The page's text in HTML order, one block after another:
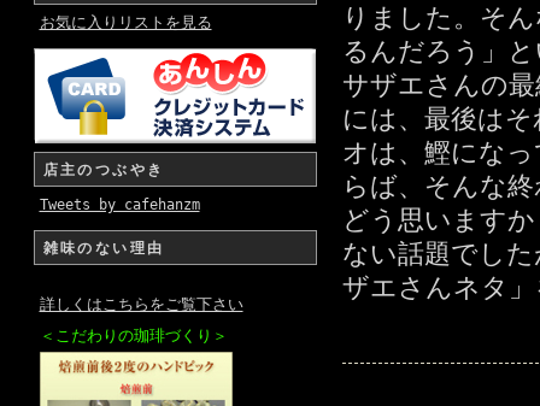
お気に入りリストを見る
店主のつぶやき
Tweets by cafehanzm
雑味のない理由
詳しくはこちらをご覧下さい
＜こだわりの珈琲づくり＞
りました。そ
るんだろう」
サザエさんの
には、最後は
オは、鰹にな
らば、そんな
どう思います
ない話題でし
ザエさんネタ